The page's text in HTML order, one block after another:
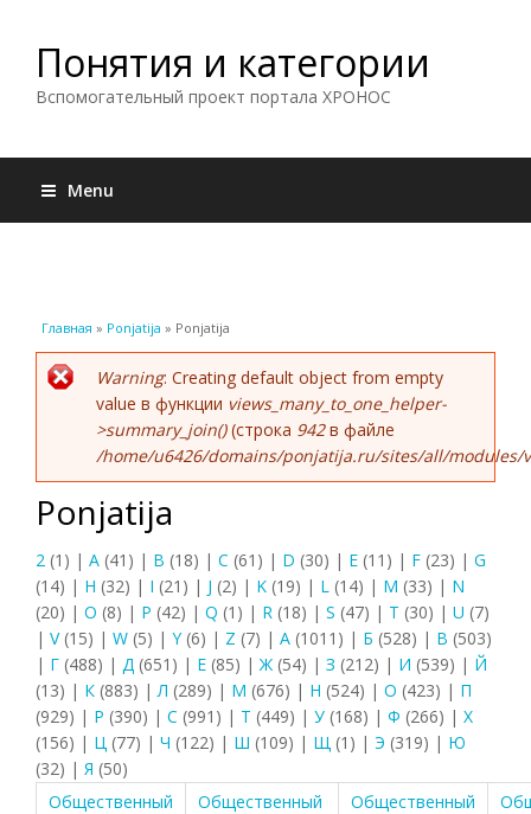
Понятия и категории
Вспомогательный проект портала ХРОНОС
Menu
Вы здесь
Главная » Ponjatija » Ponjatija
Сообщение об ошибке
Warning: Creating default object from empty
value в функции views_many_to_one_helper-
>summary_join()(строка 942в файле
/home/u6426/domains/ponjatija.ru/sites/all/modules/
Ponjatija
2 (1) | A (41) | B (18) | C (61) | D (30) | E (11) | F (23) | G
(14) | H (32) | I (21) | J (2) | K (19) | L (14) | M (33) | N
(20) | O (8) | P (42) | Q (1) | R (18) | S (47) | T (30) | U (7)
| V(15) | W (5) | Y(6) | Z (7) | А (1011) | Б (528) | В (503)
| Г (488) | Д (651) | Е (85) | Ж (54) | З (212) | И (539) | Й
(13) | К (883) | Л (289) | М (676) | Н (524) | О (423) | П
(929) | Р (390) | С (991) | Т (449) | У (168) | Ф (266) | Х
(156) | Ц (77) | Ч (122) | Ш (109) | Щ (1) | Э (319) | Ю
(32) | Я (50)
Общественный
Общественный
Общественный